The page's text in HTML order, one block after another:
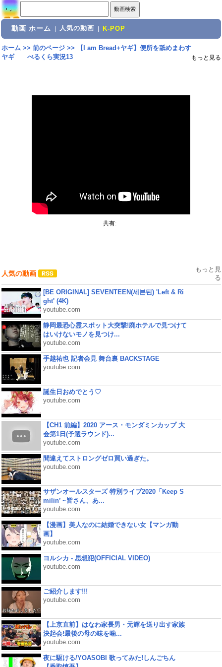
動画 ホーム 人気の動画 K-POP
ホーム>> 前のページ>>
【I am Bread+ヤギ】便所を舐めまわす
ヤギ べるくら実況13
もっと見る
共有:
人気の動画
もっと見
る
[BE ORIGINAL] SEVENTEEN(세븐틴) 'Left & Ri
ght' (4K)
youtube.com
静岡最恐心霊スポット大突撃!廃ホテルで見つけて
はいけないモノを見つけ...
youtube.com
手越祐也 記者会見 舞台裏 BACKSTAGE
youtube.com
誕生日おめでとう♡
youtube.com
【CH1 前編】2020 アース・モンダミンカップ 大
会第1日(予選ラウンド)...
youtube.com
間違えてストロングゼロ買い過ぎた。
youtube.com
サザンオールスターズ 特別ライブ2020「Keep S
milin’ ~皆さん、あ...
youtube.com
【漫画】美人なのに結婚できない女【マンガ動
画】
youtube.com
ヨルシカ - 思想犯(OFFICIAL VIDEO)
youtube.com
ご紹介します!!!
youtube.com
【上京直前】はなわ家長男・元輝を送り出す家族
決起会!最後の母の味を噛...
youtube.com
夜に駆ける/YOASOBI 歌ってみた!しんごちん